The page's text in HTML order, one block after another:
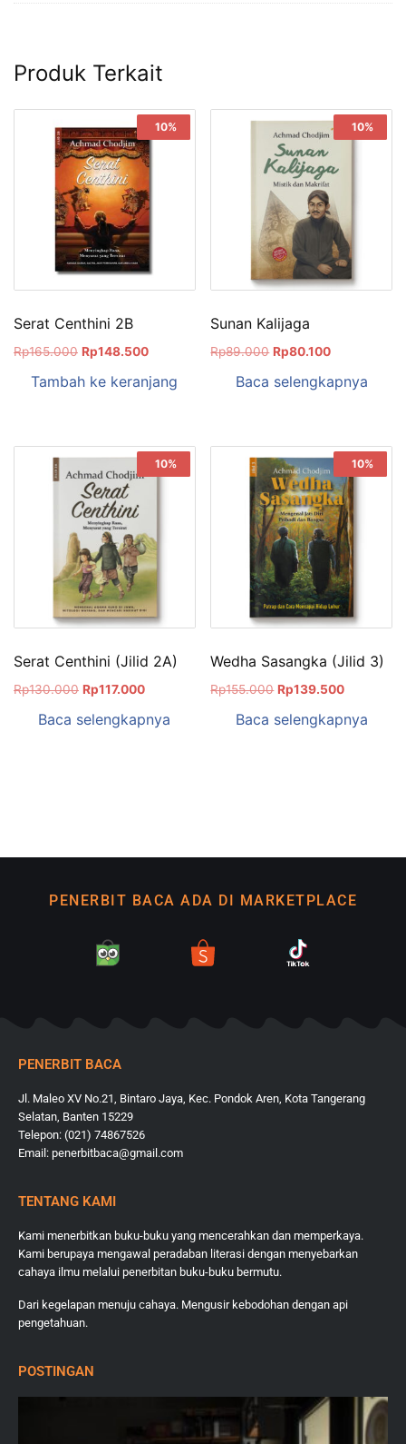
Produk Terkait
Sale!
10%
Serat Centhini 2B
Rp165.000 Rp148.500
Tambah ke keranjang
Sale!
10%
Sunan Kalijaga
Rp89.000 Rp80.100
Baca selengkapnya
Sale!
10%
Serat Centhini (Jilid 2A)
Rp130.000 Rp117.000
Baca selengkapnya
Sale!
10%
Wedha Sasangka (Jilid 3)
Rp155.000 Rp139.500
Baca selengkapnya
PENERBIT BACA ADA DI MARKETPLACE
PENERBIT BACA
Jl. Maleo XV No.21, Bintaro Jaya, Kec. Pondok Aren, Kota Tangerang
Selatan, Banten 15229
Telepon: (021) 74867526
Email: penerbitbaca@gmail.com
TENTANG KAMI
Kami menerbitkan buku-buku yang mencerahkan dan memperkaya.
Kami berupaya mengawal peradaban literasi dengan menyebarkan
cahaya ilmu melalui penerbitan buku-buku bermutu.
Dari kegelapan menuju cahaya. Mengusir kebodohan dengan api
pengetahuan.
POSTINGAN